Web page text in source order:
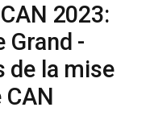
2023:
Grand -
de la mise